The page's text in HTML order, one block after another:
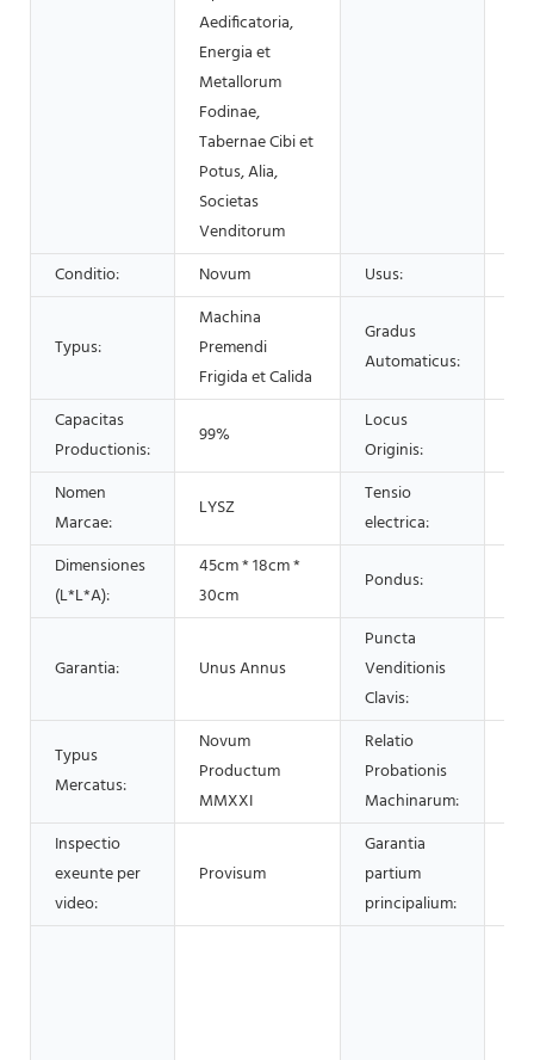
Aedificatoria,
Energia et
Metallorum
Fodinae,
Tabernae Cibi et
Potus, Alia,
Societas
Venditorum
Conditio: Novum Usus:
Typus:
Machina
Premendi
Frigida et Calida
Gradus
Automaticus:
Capacitas
Productionis:
99%
Locus
Originis:
Nomen
Marcae:
LYSZ
Tensio
electrica:
Dimensiones
(L*L*A):
45cm * 18cm *
30cm
Pondus:
Garantia: Unus Annus
Puncta
Venditionis
Clavis:
Typus
Mercatus:
Novum
Productum
MMXXI
Relatio
Probationis
Machinarum:
Inspectio
exeunte per
video:
Provisum
Garantia
partium
principalium: